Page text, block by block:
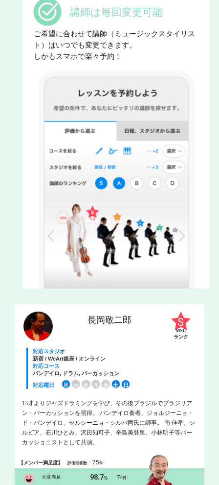
長岡敬二郎
MSL
ランク
対応スタジオ
新宿 / WeArt銀座 / オンライン
対応コース
パンデイロ, ドラム, パーカッション
対応曜日
月 火 水 木 金 土 日
13才よりジャズドラミングを学び、その後ブラジルでブラジリア
ン・パーカッションを習得。 パンデイロ奏者、ジョルジーニョ・
ド・パンデイロ、セルシーニョ・シルバ両氏に師事。 南 佳孝、シ
ルビア、石川ひとみ、沢田知可子、辛島美登里、小林明子等パー
カッショニストとして共演。
【メンバー満足度】評価回答数 75件
大変満足 98.7% 74件